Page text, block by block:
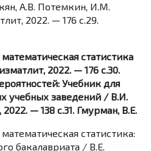
А.В. Потемкин, И.М.
2022. — 176 c.29.
статистика
2022. — 176 c.30.
Учебник для
учебных заведений / В.И.
— 138 c.31. Гмурман, В.Е.
статистика:
бакалавриата / В.Е.